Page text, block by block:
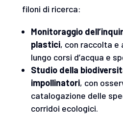
filoni di ricerca:
Monitoraggio
plastici, con raccolta e
lungo corsi d’acqua e
Studio della
impollinatori, con
catalogazione delle
corridoi ecologici.